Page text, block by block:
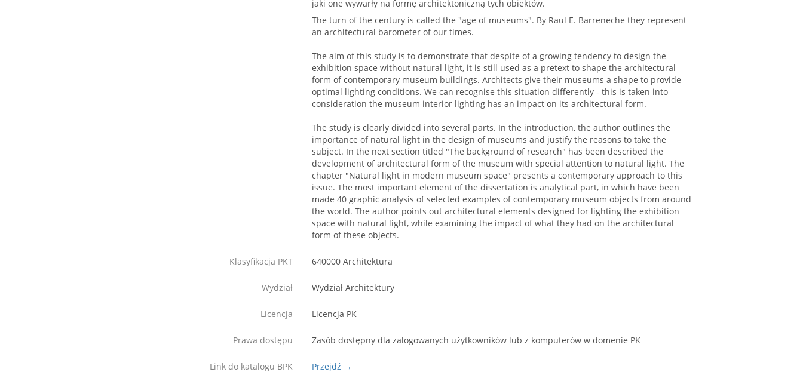
jaki one wywarły na formę architektoniczną tych obiektów.
The turn of the century is called the "age of museums". By Raul E. Barreneche they represent
an architectural barometer of our times.
The aim of this study is to demonstrate that despite of a growing tendency to design the
exhibition space without natural light, it is still used as a pretext to shape the architectural
form of contemporary museum buildings. Architects give their museums a shape to provide
optimal lighting conditions. We can recognise this situation differently - this is taken into
consideration the museum interior lighting has an impact on its architectural form.
The study is clearly divided into several parts. In the introduction, the author outlines the
importance of natural light in the design of museums and justify the reasons to take the
subject. In the next section titled "The background of research" has been described the
development of architectural form of the museum with special attention to natural light. The
chapter "Natural light in modern museum space" presents a contemporary approach to this
issue. The most important element of the dissertation is analytical part, in which have been
made 40 graphic analysis of selected examples of contemporary museum objects from around
the world. The author points out architectural elements designed for lighting the exhibition
space with natural light, while examining the impact of what they had on the architectural
form of these objects.
Klasyfikacja PKT 640000 Architektura
Wydział Wydział Architektury
Licencja Licencja PK
Prawa dostępu Zasób dostępny dla zalogowanych użytkowników lub z komputerów w domenie PK
Link do katalogu BPK Przejdź →